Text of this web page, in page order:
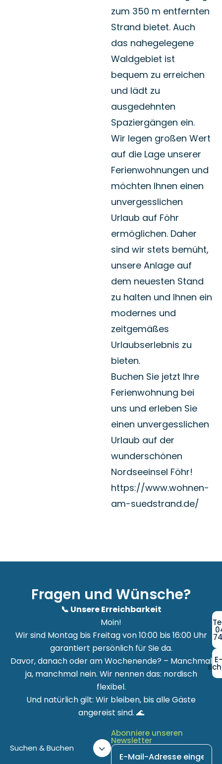
Strand bietet. Auch
das nahegelegene
Waldgebiet ist
bequem zu erreichen
und lädt zu
ausgedehnten
Spaziergängen ein.
Wir legen großen Wert
auf die Lage unserer
Ferienwohnungen und
möchten Ihnen einen
unvergesslichen
Urlaub auf Föhr
ermöglichen. Daher
sind wir stets bemüht,
unsere Anlage auf
dem neuesten Stand
zu halten und Ihnen ein
modernes und
zeitgemäßes
Urlaubserlebnis zu
bieten.
Buchen Sie jetzt Ihre
Ferienwohnung bei
uns und erleben Sie
einen unvergesslichen
Urlaub auf der
wunderschönen
Nordseeinsel Föhr!
https://www.wohnen-
am-suedstrand.de/
📞 Unsere Erreichbarkeit
Moin!
Wir sind Montag bis Freitag von 10:00 bis 16:00 Uhr
garantiert persönlich für Sie da.
Davor, danach oder am Wochenende? – Manchmal
ja, manchmal nein. Wir nennen das: nordisch
flexibel.
Und natürlich gilt: Wir bleiben, bis alle Gäste
angereist sind. 🌊